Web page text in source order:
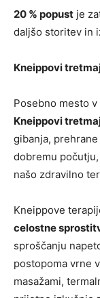
20 % popust je
daljšo storitev in
Kneippovi
Posebno mesto
Kneippovi
gibanja,
dobremu
našo zdravilno
Kneippove
celostne
sproščanju
postopoma vrne
masažami,